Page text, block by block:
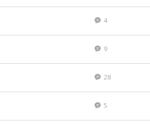
4
9
28
5